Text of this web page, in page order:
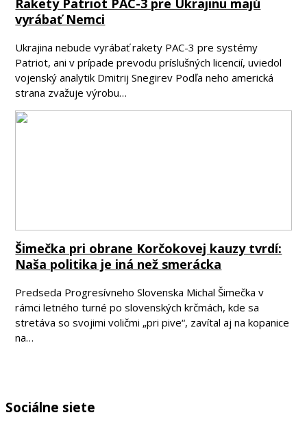
Rakety Patriot PAC-3 pre Ukrajinu majú
vyrábať Nemci
Ukrajina nebude vyrábať rakety PAC-3 pre systémy
Patriot, ani v prípade prevodu príslušných licencií, uviedol
vojenský analytik Dmitrij Snegirev Podľa neho americká
strana zvažuje výrobu…
Šimečka pri obrane Korčokovej kauzy tvrdí:
Naša politika je iná než smerácka
Predseda Progresívneho Slovenska Michal Šimečka v
rámci letného turné po slovenských krčmách, kde sa
stretáva so svojimi voličmi „pri pive“, zavítal aj na kopanice
na…
Sociálne siete